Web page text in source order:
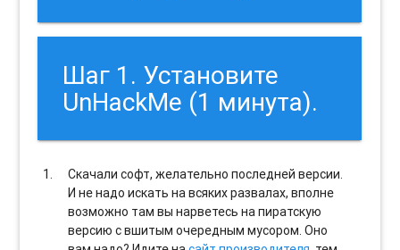
Шаг 1. Установите
UnHackMe (1 минута).
Скачали софт, желательно последней версии.
И не надо искать на всяких развалах, вполне
возможно там вы нарветесь на пиратскую
версию с вшитым очередным мусором. Оно